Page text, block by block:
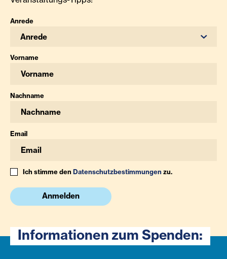
Anrede
Anrede
Vorname
Nachname
Email
Ich stimme denDatenschutzbestimmungenzu.
Anmelden
Informationen zum Spenden: